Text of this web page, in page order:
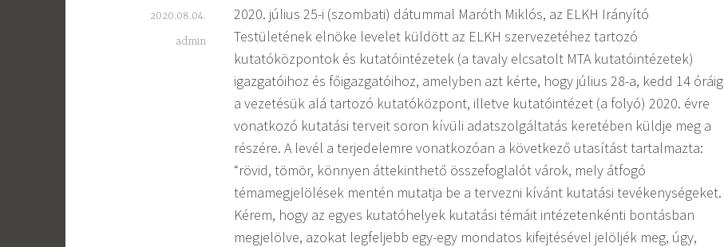
2020.08.04.
admin
2020. július 25-i (szombati) dátummal Maróth Miklós, az ELKH Irányító
Testületének elnöke levelet küldött az ELKH szervezetéhez tartozó
kutatóközpontok és kutatóintézetek (a tavaly elcsatolt MTA kutatóintézetek)
igazgatóihoz és főigazgatóihoz, amelyben azt kérte, hogy július 28-a, kedd 14 óráig
a vezetésük alá tartozó kutatóközpont, illetve kutatóintézet (a folyó) 2020. évre
vonatkozó kutatási terveit soron kívüli adatszolgáltatás keretében küldje meg a
részére. A levél a terjedelemre vonatkozóan a következő utasítást tartalmazta:
“rövid, tömör, könnyen áttekinthető összefoglalót várok, mely átfogó
témamegjelölések mentén mutatja be a tervezni kívánt kutatási tevékenységeket.
Kérem, hogy az egyes kutatóhelyek kutatási témáit intézetenkénti bontásban
megjelölve, azokat legfeljebb egy-egy mondatos kifejtésével jelöljék meg, úgy,